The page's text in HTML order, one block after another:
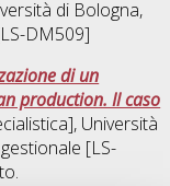
di Bologna,
DM509]
di un
production. Il caso
Università
[LS-